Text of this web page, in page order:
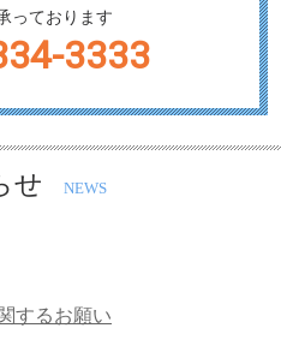
っております
3333
せ NEWS